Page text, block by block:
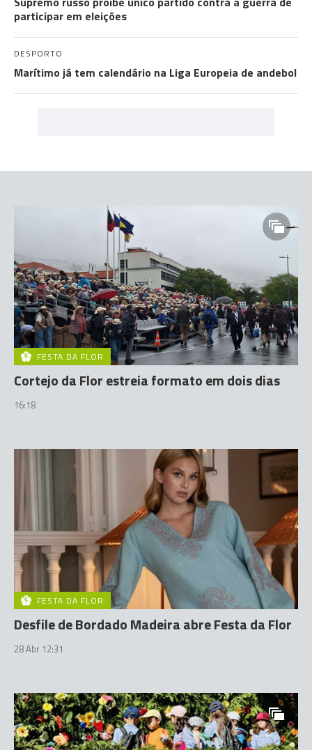
participar em eleições
DESPORTO
Marítimo já tem calendário na Liga Europeia de andebol
FESTA DA FLOR
Cortejo da Flor estreia formato em dois dias
16:18
FESTA DA FLOR
Desfile de Bordado Madeira abre Festa da Flor
28 Abr 12:31